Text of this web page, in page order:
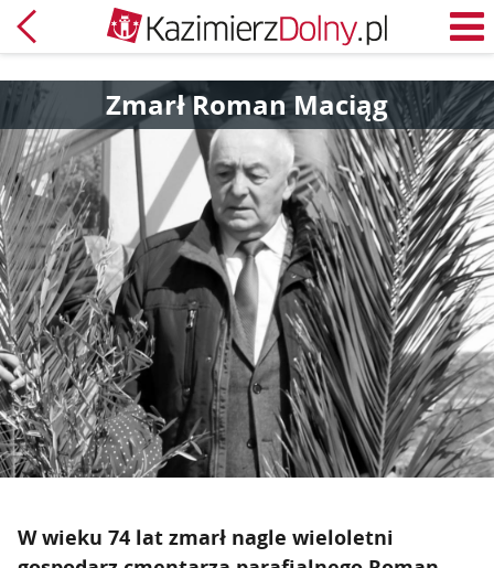
Powrót
Zmarł Roman Maciąg
W wieku 74 lat zmarł nagle wieloletni